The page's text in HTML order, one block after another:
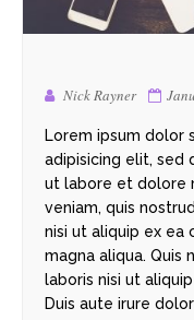
Nick Rayner
Lorem ipsum dolor
adipisicing elit, sed
ut labore et dolore
veniam, quis
nisi ut aliquip ex ea
magna aliqua. Quis
laboris nisi ut
Duis aute irure